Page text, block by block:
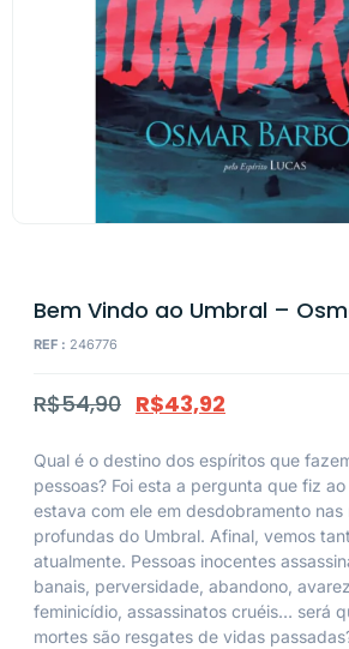
Bem Vindo ao Umbral –
REF : 246776
R$54,90 R$43,92
Qual é o destino dos espíritos que
pessoas? Foi esta a pergunta que fiz
estava com ele em desdobramento nas
profundas do Umbral. Afinal, vemos
atualmente. Pessoas inocentes
banais, perversidade, abandono,
feminicídio, assassinatos cruéis… será
mortes são resgates de vidas